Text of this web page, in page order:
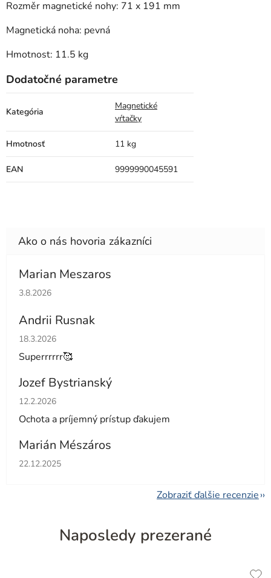
Rozměr magnetické nohy: 71 x 191 mm
Magnetická noha: pevná
Hmotnost: 11.5 kg
Dodatočné parametre
Kategória
Magnetické
vŕtačky
Hmotnosť 11 kg
EAN 9999990045591
Marian Meszaros
Hodnotenie obchodu je 5 z 5 hviezdičiek.
3.8.2026
Andrii Rusnak
Hodnotenie obchodu je 5 z 5 hviezdičiek.
18.3.2026
Superrrrrr🥰
Jozef Bystrianský
Hodnotenie obchodu je 5 z 5 hviezdičiek.
12.2.2026
Ochota a príjemný prístup ďakujem
Marián Mészáros
Hodnotenie obchodu je 5 z 5 hviezdičiek.
22.12.2025
Zobraziť ďalšie recenzie
Naposledy prezerané